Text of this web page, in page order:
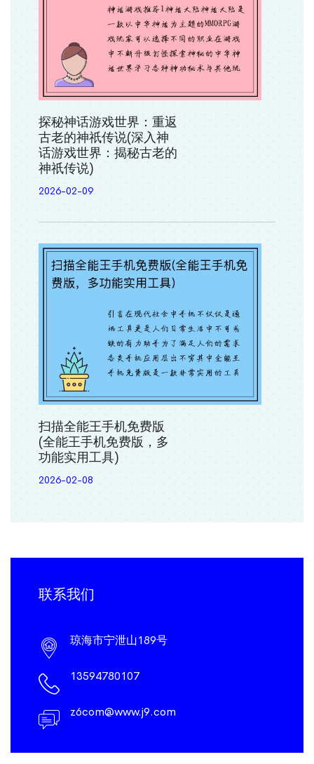
探秘神话游戏世界：重返
古老的神祇传说(深入神
话游戏世界：揭秘古老的
神祇传说)
2026-02-09
扫描全能王手机免费版
(全能王手机免费版，多
功能实用工具)
2026-02-08
联系我们
琼海市宁泄山189号
13594780107
z6com@www.j9.com